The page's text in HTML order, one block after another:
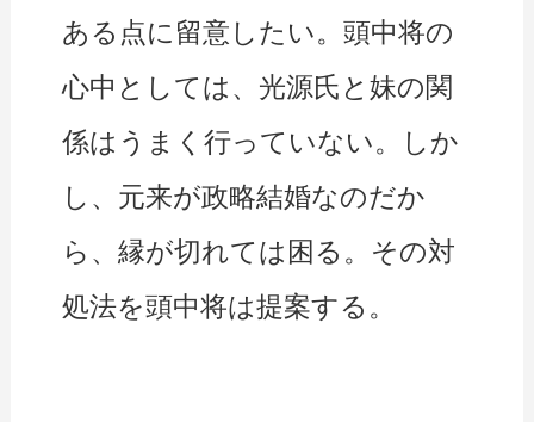
ある点に留意したい。頭中将の
心中としては、光源氏と妹の関
係はうまく行っていない。しか
し、元来が政略結婚なのだか
ら、縁が切れては困る。その対
処法を頭中将は提案する。